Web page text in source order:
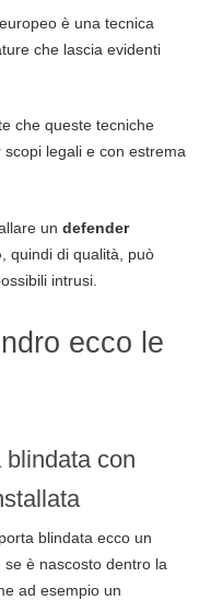
è una tecnica
che lascia evidenti
che queste tecniche
legali e con estrema
un defender
, quindi di qualità, può
intrusi.
ecco le
con
blindata ecco un
è nascosto dentro la
ad esempio un